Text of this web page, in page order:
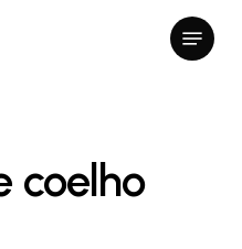
Menu
coelho